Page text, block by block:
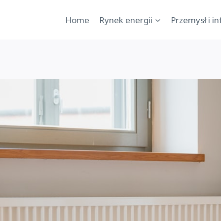
Home Rynek energii Przemysł i